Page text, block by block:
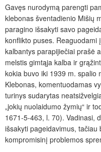
Gavęs nurodymą parengti
klebonas šventadienio Mišių
paragino išsakyti savo
konflikto puses. Reaguodami
kalbantys parapijiečiai prašė
melstis gimtąja kalba ir
kokia buvo iki 1939 m. spalio
Klebonas, komentuodamas
turinys sudarytas
„jokių nuolaidumo žymių“ ir
1671-5-463, l. 70). Vadinasi,
išsakyti pageidavimus,
kompromisinį problemos